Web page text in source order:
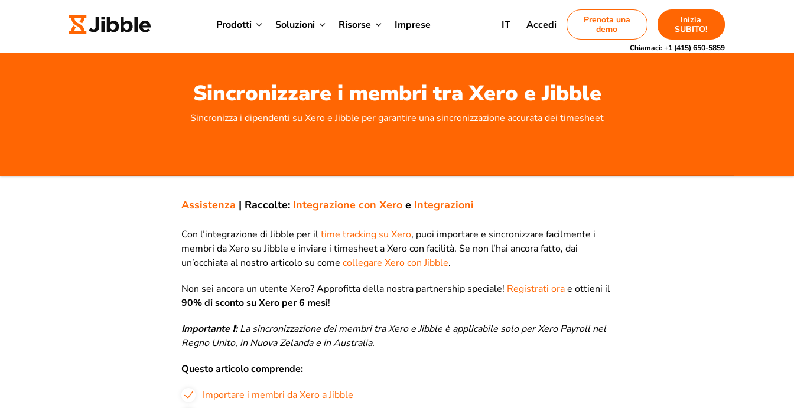
Prodotti Soluzioni Risorse Imprese IT Accedi
Prenota una
demo
Inizia
SUBITO!
Chiamaci:+1 (415) 650-5859
Sincronizzare i membri tra Xero e Jibble
Sincronizza i dipendenti su Xero e Jibble per garantire una sincronizzazione accurata dei timesheet
Assistenza | Raccolte: Integrazione con Xero e Integrazioni
Con l’integrazione di Jibble per iltime tracking su Xero, puoi importare e sincronizzare facilmente i
membri da Xero su Jibble e inviare i timesheet a Xero con facilità. Se non l’hai ancora fatto, dai
un’occhiata al nostro articolo su come collegare Xero con Jibble.
Non sei ancora un utente Xero? Approfitta della nostra partnership speciale! Registrati orae ottieni il
90% di sconto su Xero per 6 mesi!
Importante ❗:La sincronizzazione dei membri tra Xero e Jibble è applicabile solo per Xero Payroll nel
Regno Unito, in Nuova Zelanda e in Australia.
Questo articolo comprende:
Importare i membri da Xero a Jibble